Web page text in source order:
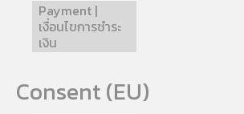
Payment |
เงื่อนไขการชำระ
เงิน
Consent (EU)